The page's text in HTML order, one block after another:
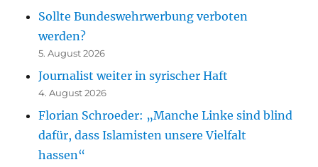
Sollte Bundeswehrwerbung verboten
werden?
5. August 2026
Journalist weiter in syrischer Haft
4. August 2026
Florian Schroeder: „Manche Linke sind blind
dafür, dass Islamisten unsere Vielfalt
hassen“